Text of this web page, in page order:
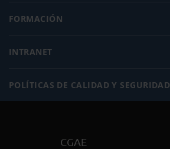
FORMACIÓN
INTRANET
POLÍTICAS DE CALIDAD Y SEGURIDAD
CGAE